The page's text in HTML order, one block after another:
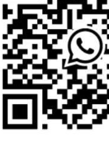
Scuola
in
18 - Fiano
in
mons.
ore 20.30 -
di don
in alcuni